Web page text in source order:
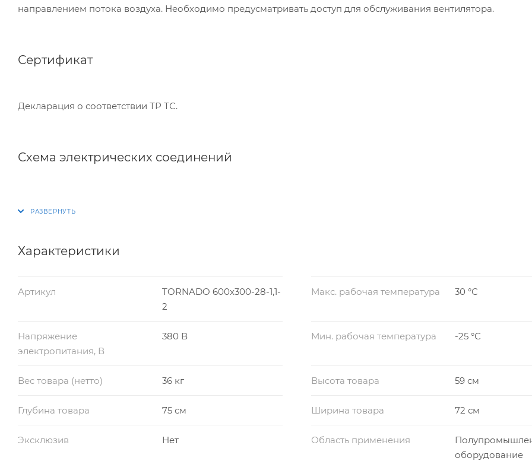
направлением потока воздуха. Необходимо предусматривать доступ для обслуживания вентилятора.
Сертификат
Декларация о соответствии ТР ТС.
Схема электрических соединений
Характеристики
Артикул
TORNADO 600x300-28-1,1-
2
Макс. рабочая температура 30 °С
Напряжение
электропитания, В
380 В Мин. рабочая температура -25 °С
Вес товара (нетто) 36 кг Высота товара 59 см
Глубина товара 75 см Ширина товара 72 см
Эксклюзив Нет Область применения
оборудование